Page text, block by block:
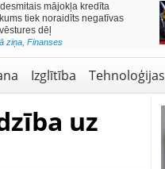
mājokļa kredīta
tiek noraidīts negatīvas
dēļ
ziņa, Finanses
Izglītība Tehnoloģijas
uz